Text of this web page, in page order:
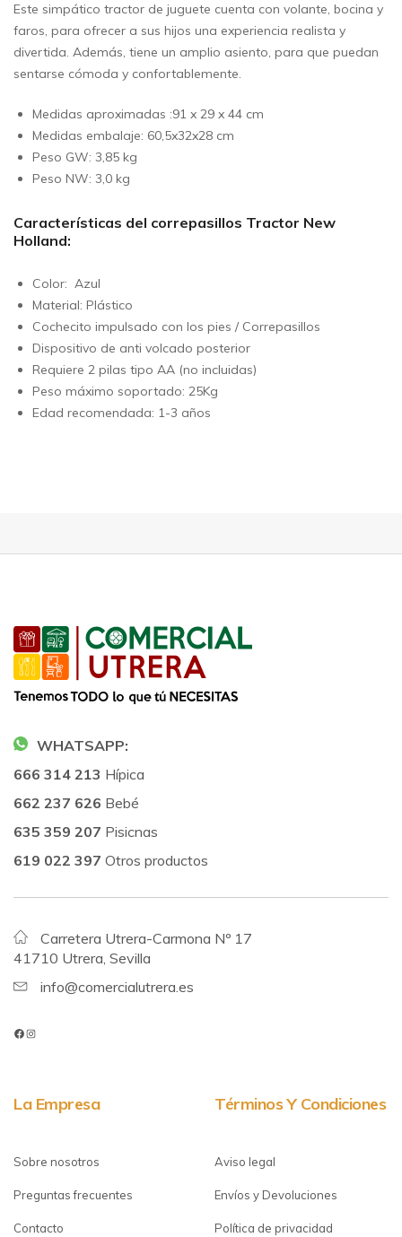
Este simpático tractor de juguete cuenta con volante, bocina y
faros, para ofrecer a sus hijos una experiencia realista y
divertida. Además, tiene un amplio asiento, para que puedan
sentarse cómoda y confortablemente.
Medidas aproximadas :91 x 29 x 44 cm
Medidas embalaje: 60,5x32x28 cm
Peso GW: 3,85 kg
Peso NW: 3,0 kg
Características del correpasillos Tractor New
Holland:
Color: Azul
Material: Plástico
Cochecito impulsado con los pies / Correpasillos
Dispositivo de anti volcado posterior
Requiere 2 pilas tipo AA (no incluidas)
Peso máximo soportado: 25Kg
Edad recomendada: 1-3 años
WHATSAPP:
666 314 213 Hípica
662 237 626 Bebé
635 359 207 Pisicnas
619 022 397 Otros productos
Carretera Utrera-Carmona Nº 17
41710 Utrera, Sevilla
info@comercialutrera.es
La Empresa
Sobre nosotros
Preguntas frecuentes
Contacto
Términos Y Condiciones
Aviso legal
Envíos y Devoluciones
Política de privacidad